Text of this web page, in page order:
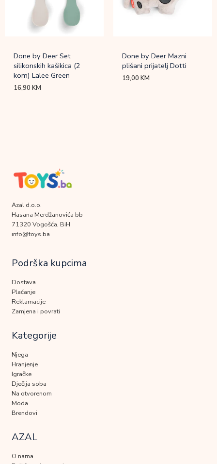
Done by Deer Set
silikonskih kašikica (2
kom) Lalee Green
16,90KM
Done by Deer Mazni
plišani prijatelj Dotti
19,00KM
Azal d.o.o.
Hasana Merdžanovića bb
71320 Vogošća, BiH
info@toys.ba
Podrška kupcima
Dostava
Plaćanje
Reklamacije
Zamjena i povrati
Kategorije
Njega
Hranjenje
Igračke
Dječija soba
Na otvorenom
Moda
Brendovi
AZAL
O nama